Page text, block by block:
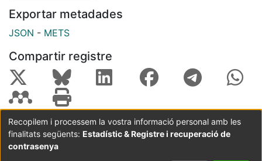
Exportar metadades
JSON - METS
Compartir registre
Coordinació:CRAI UB Avís legal
Metadades
subjectes a:
Recopilem i processem la vostra informació personal amb les
finalitats següents: Estadístic & Registre i recuperació de
contrasenya